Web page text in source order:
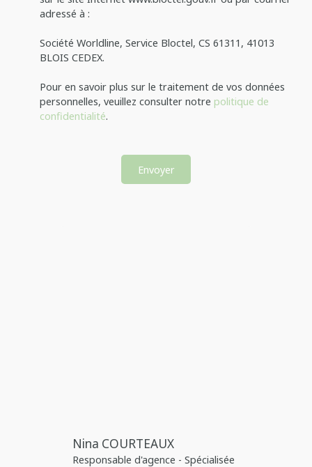
adressé à :
Société Worldline, Service Bloctel, CS 61311, 41013
BLOIS CEDEX.
Pour en savoir plus sur le traitement de vos données
personnelles, veuillez consulter notre politique de
confidentialité.
Envoyer
Nina COURTEAUX
Responsable d'agence - Spécialisée